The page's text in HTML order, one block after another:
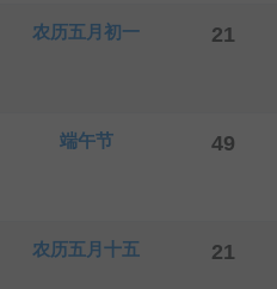
农历五月初一 21
端午节 49
农历五月十五 21